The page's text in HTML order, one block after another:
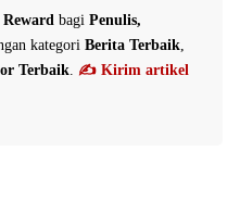
Reward bagi Penulis,
kategori Berita Terbaik,
Terbaik. ✍️ Kirim artikel